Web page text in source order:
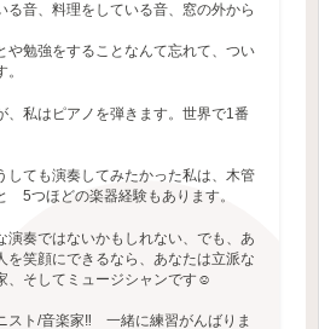
る音、料理をしている音、窓の外から
や勉強をすることなんて忘れて、つい
、私はピアノを弾きます。世界で1番
しても演奏してみたかった私は、木管
5つほどの楽器経験もあります。
演奏ではないかもしれない、でも、あ
を笑顔にできるなら、あなたは立派な
、そしてミュージシャンです☺️
スト/音楽家‼️ 一緒に練習がんばりま